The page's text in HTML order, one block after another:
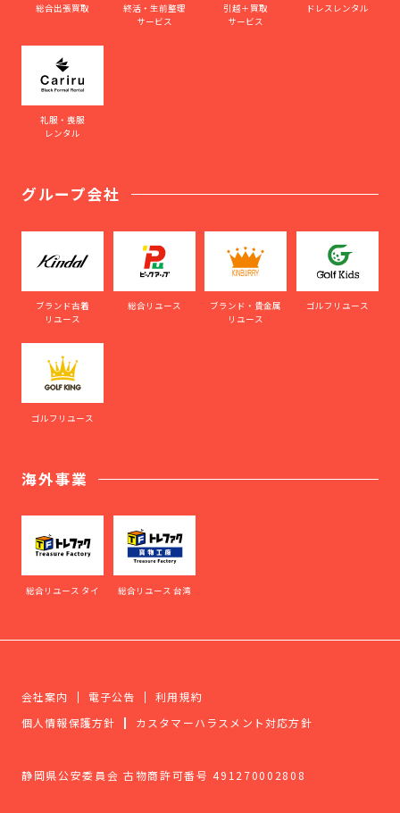
総合出張買取
終活・生前整理
サービス
引越＋買取
サービス
ドレスレンタル
礼服・喪服
レンタル
グループ会社
ブランド古着
リユース
総合リユース
ブランド・貴金属
リユース
ゴルフリユース
ゴルフリユース
海外事業
総合リユース タイ 総合リユース 台湾
会社案内 電子公告
利用規約
個人情報保護方針
カスタマーハラスメント対応方針
静岡県公安委員会 古物商許可番号 491270002808